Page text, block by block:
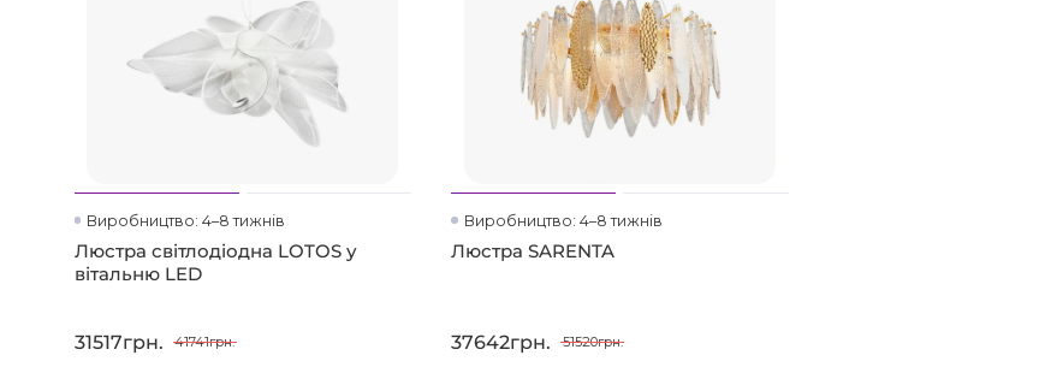
Виробництво: 4–8 тижнів
Люстра світлодіодна LOTOS у
вітальню LED
31517грн. 41741грн.
Виробництво: 4–8 тижнів
Люстра SARENTA
37642грн. 51520грн.